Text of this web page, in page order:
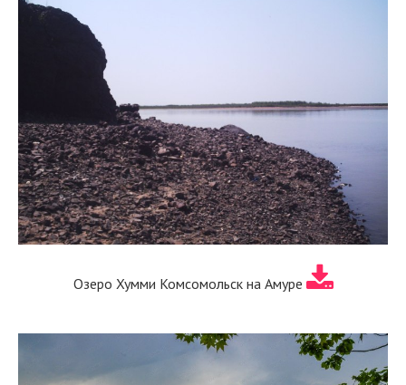
Озеро Хумми Комсомольск на Амуре